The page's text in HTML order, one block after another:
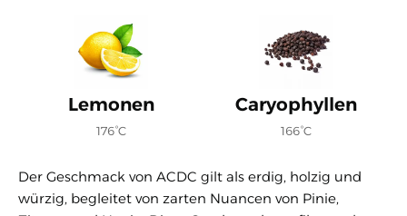
Lemonen
176°C
Caryophyllen
166°C
Der Geschmack von ACDC gilt als erdig, holzig und
würzig, begleitet von zarten Nuancen von Pinie,